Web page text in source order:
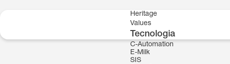
Heritage
Values
Tecnologia
C-Automation
E-Milk
SIS